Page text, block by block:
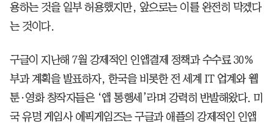
용하는 것을 일부 허용했지만, 앞으로는 이를 완전히 막겠다
는 것이다.
구글이 지난해 7월 강제적인 인앱결제 정책과 수수료 30%
부과 계획을 발표하자, 한국을 비롯한 전 세계 IT 업계와 웹
툰·영화 창작자들은 ‘앱 통행세’라며 강력히 반발해왔다. 미
국 유명 게임사 에픽게임즈는 구글과 애플의 강제적인 인앱